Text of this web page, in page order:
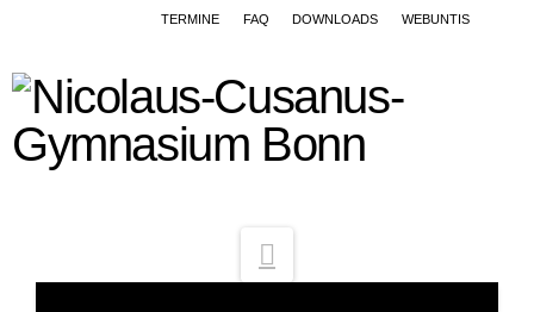
TERMINE FAQ DOWNLOADS WEBUNTIS